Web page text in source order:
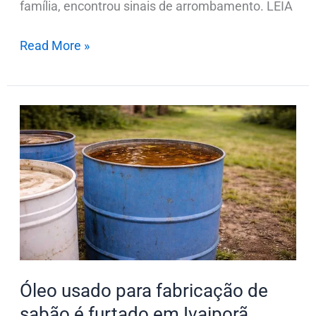
família, encontrou sinais de arrombamento. LEIA
Read More »
Óleo usado para fabricação de
Óleo
usado
para
fabricação
de
sabão
furtado
em
Ivaiporã